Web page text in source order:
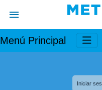
Menú Principal
Iniciar